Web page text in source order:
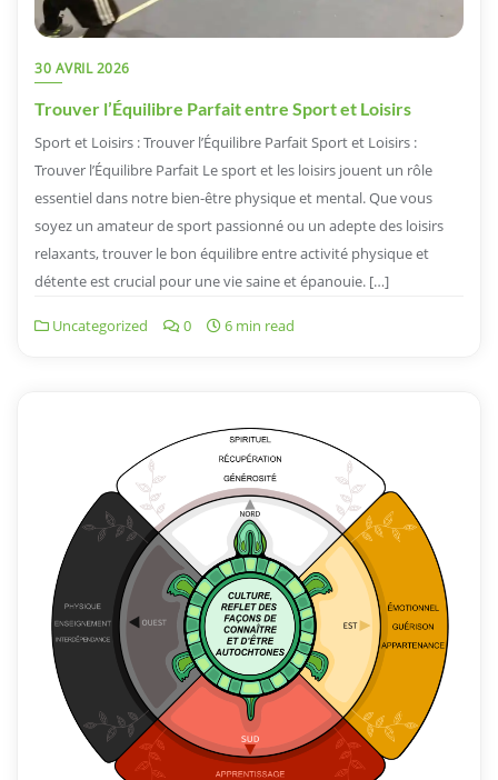
30 AVRIL 2026
Trouver l’Équilibre Parfait entre Sport et Loisirs
Sport et Loisirs : Trouver l’Équilibre Parfait Sport et Loisirs :
Trouver l’Équilibre Parfait Le sport et les loisirs jouent un rôle
essentiel dans notre bien-être physique et mental. Que vous
soyez un amateur de sport passionné ou un adepte des loisirs
relaxants, trouver le bon équilibre entre activité physique et
détente est crucial pour une vie saine et épanouie. […]
Uncategorized 0 6 min read